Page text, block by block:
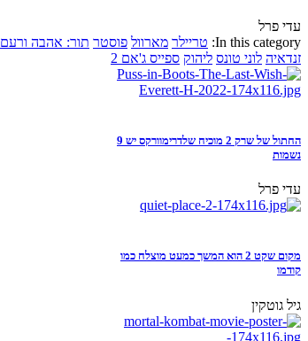
עדי פרל
In this category: טריילר מארוול פוסטר תור: אהבה ורעם
זנדאיה לוני טונס ליהוק ספייס ג'אם 2
החתול של שרק 2 מוכיח שלדרימוורקס יש 9
נשמות
עדי פרל
מקום שקט 2 הוא המשך כמעט מוצלח כמו
קודמו
גיל גוטקין